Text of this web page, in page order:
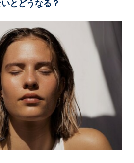
とどうなる？